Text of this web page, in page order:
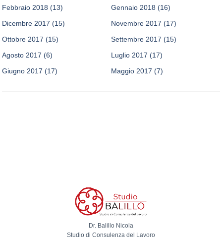
Febbraio 2018 (13) Gennaio 2018 (16)
Dicembre 2017 (15) Novembre 2017 (17)
Ottobre 2017 (15) Settembre 2017 (15)
Agosto 2017 (6) Luglio 2017 (17)
Giugno 2017 (17) Maggio 2017 (7)
Dr. Balillo Nicola
Studio di Consulenza del Lavoro